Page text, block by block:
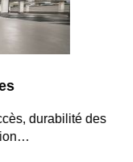
durabilité des